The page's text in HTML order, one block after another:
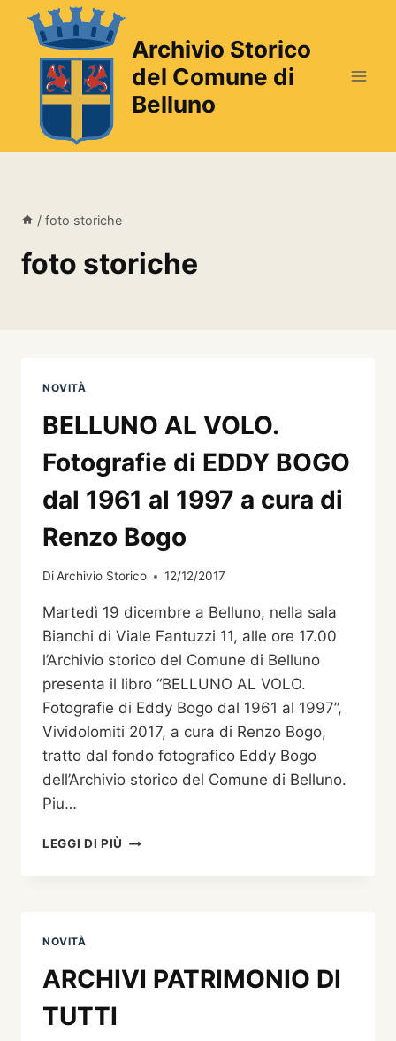
Salta
contenuto
Archivio Storico
del Comune di
Belluno
/ foto storiche
foto storiche
NOVITÀ
BELLUNO AL VOLO.
Fotografie di EDDY BOGO
dal 1961 al 1997 a cura di
Renzo Bogo
DiArchivio Storico 12/12/2017
Martedì 19 dicembre a Belluno, nella sala
Bianchi di Viale Fantuzzi 11, alle ore 17.00
l’Archivio storico del Comune di Belluno
presenta il libro “BELLUNO AL VOLO.
Fotografie di Eddy Bogo dal 1961 al 1997”,
Vividolomiti 2017, a cura di Renzo Bogo,
tratto dal fondo fotografico Eddy Bogo
dell’Archivio storico del Comune di Belluno.
Piu…
LEGGI DI PIÙ BELLUNO
DAL
1961
NOVITÀ
ARCHIVI PATRIMONIO DI
TUTTI